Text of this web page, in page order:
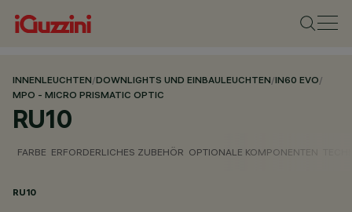
INNENLEUCHTEN/DOWNLIGHTS UND EINBAULEUCHTEN/IN60 EVO/
MPO - MICRO PRISMATIC OPTIC
RU10
FARBE ERFORDERLICHES ZUBEHÖR OPTIONALE KOMPONENTEN
RU10